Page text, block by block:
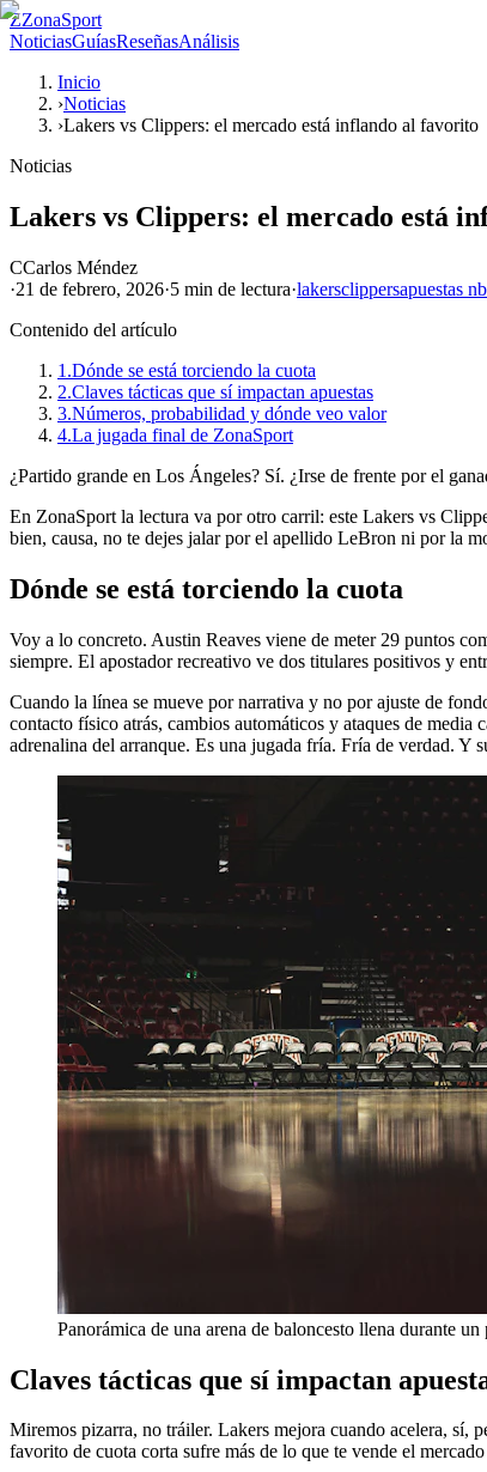
ZZonaSport
NoticiasGuíasReseñasAnálisis
Inicio
›Noticias
›Lakers vs Clippers: el mercado está inflando al favorito
Noticias
Lakers vs Clippers: el mercado está
CCarlos Méndez
·21 de febrero, 2026·5 min de lectura·lakersclippersapuestas
Contenido del artículo
1.Dónde se está torciendo la cuota
2.Claves tácticas que sí impactan apuestas
3.Números, probabilidad y dónde veo valor
4.La jugada final de ZonaSport
¿Partido grande en Los Ángeles? Sí. ¿Irse de frente por el
En ZonaSport la lectura va por otro carril: este Lakers vs
bien, causa, no te dejes jalar por el apellido LeBron ni por la
Dónde se está torciendo la cuota
Voy a lo concreto. Austin Reaves viene de meter 29 puntos
siempre. El apostador recreativo ve dos titulares positivos y
Cuando la línea se mueve por narrativa y no por ajuste de
contacto físico atrás, cambios automáticos y ataques de
adrenalina del arranque. Es una jugada fría. Fría de verdad. Y
Panorámica de una arena de baloncesto llena durante
Claves tácticas que sí impactan
Miremos pizarra, no tráiler. Lakers mejora cuando acelera, sí,
favorito de cuota corta sufre más de lo que te vende el